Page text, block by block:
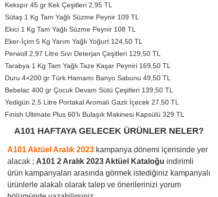
Kekspır 45 gr Kek Çeşitleri 2,95 TL
Sütaş 1 Kg Tam Yağlı Süzme Peynir 109 TL
Ekici 1 Kg Tam Yağlı Süzme Peynir 108 TL
Eker-İçim 5 Kg Yarım Yağlı Yoğurt 124,50 TL
Perwoll 2,97 Litre Sıvı Deterjan Çeşitleri 129,50 TL
Tarabya 1 Kg Tam Yağlı Taze Kaşar Peyniri 169,50 TL
Duru 4×200 gr Türk Hamamı Banyo Sabunu 49,50 TL
Bebelac 400 gr Çocuk Devam Sütü Çeşitleri 139,50 TL
Yedigün 2,5 Litre Portakal Aromalı Gazlı İçecek 27,50 TL
Finish Ultimate Plus 60’lı Bulaşık Makinesi Kapsülü 329 TL
A101 HAFTAYA GELECEK ÜRÜNLER NELER?
A101 Aktüel Aralık 2023 kampanya dönemi içerisinde yer
alacak ; A101 2 Aralık 2023 Aktüel Kataloğu indirimli
ürün kampanyaları arasında görmek istediğiniz kampanyalı
ürünlerle alakalı olarak talep ve önerilerinizi yorum